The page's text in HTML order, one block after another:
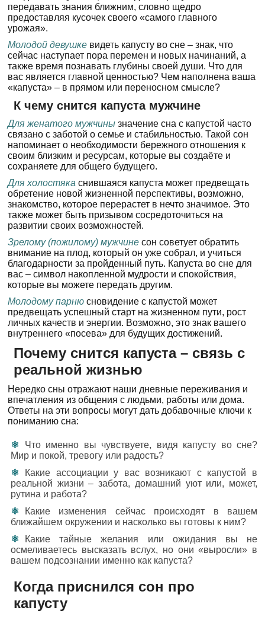
передавать знания ближним, словно щедро
предоставляя кусочек своего «самого главного
урожая».
Молодой девушке видеть капусту во сне – знак, что
сейчас наступает пора перемен и новых начинаний, а
также время познавать глубины своей души. Что для
вас является главной ценностью? Чем наполнена ваша
«капуста» – в прямом или переносном смысле?
К чему снится капуста мужчине
Для женатого мужчины значение сна с капустой часто
связано с заботой о семье и стабильностью. Такой сон
напоминает о необходимости бережного отношения к
своим близким и ресурсам, которые вы создаёте и
сохраняете для общего будущего.
Для холостяка снившаяся капуста может предвещать
обретение новой жизненной перспективы, возможно,
знакомство, которое перерастет в нечто значимое. Это
также может быть призывом сосредоточиться на
развитии своих возможностей.
Зрелому (пожилому) мужчине сон советует обратить
внимание на плод, который он уже собрал, и учиться
благодарности за пройденный путь. Капуста во сне для
вас – символ накопленной мудрости и спокойствия,
которые вы можете передать другим.
Молодому парню сновидение с капустой может
предвещать успешный старт на жизненном пути, рост
личных качеств и энергии. Возможно, это знак вашего
внутреннего «посева» для будущих достижений.
Почему снится капуста – связь с
реальной жизнью
Нередко сны отражают наши дневные переживания и
впечатления из общения с людьми, работы или дома.
Ответы на эти вопросы могут дать добавочные ключи к
пониманию сна:
Что именно вы чувствуете, видя капусту во сне?
Мир и покой, тревогу или радость?
Какие ассоциации у вас возникают с капустой в
реальной жизни – забота, домашний уют или, может,
рутина и работа?
Какие изменения сейчас происходят в вашем
ближайшем окружении и насколько вы готовы к ним?
Какие тайные желания или ожидания вы не
осмеливаетесь высказать вслух, но они «выросли» в
вашем подсознании именно как капуста?
Когда приснился сон про
капусту